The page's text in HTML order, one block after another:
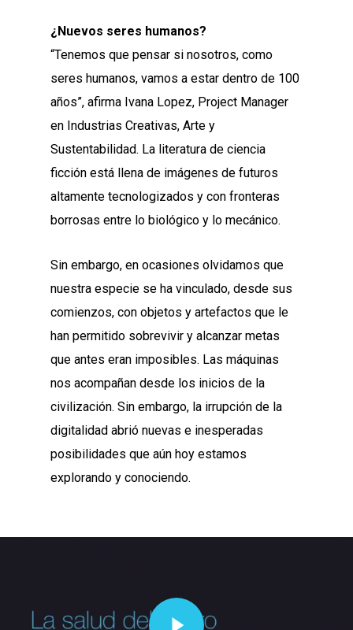
¿Nuevos seres humanos?
“Tenemos que pensar si nosotros, como
seres humanos, vamos a estar dentro de 100
años”, afirma Ivana Lopez, Project Manager
en Industrias Creativas, Arte y
Sustentabilidad. La literatura de ciencia
ficción está llena de imágenes de futuros
altamente tecnologizados y con fronteras
borrosas entre lo biológico y lo mecánico.
Sin embargo, en ocasiones olvidamos que
nuestra especie se ha vinculado, desde sus
comienzos, con objetos y artefactos que le
han permitido sobrevivir y alcanzar metas
que antes eran imposibles. Las máquinas
nos acompañan desde los inicios de la
civilización. Sin embargo, la irrupción de la
digitalidad abrió nuevas e inesperadas
posibilidades que aún hoy estamos
explorando y conociendo.